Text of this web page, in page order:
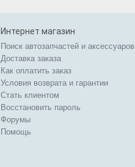
Интернет магазин
Поиск автозапчастей и аксессуаров
Доставка заказа
Как оплатить заказ
Условия возврата и гарантии
Стать клиентом
Восстановить пароль
Форумы
Помощь